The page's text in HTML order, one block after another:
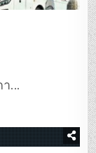
า…